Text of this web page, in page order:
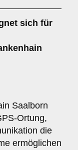
sich für
Saalborn
Ortung,
die
ermöglichen